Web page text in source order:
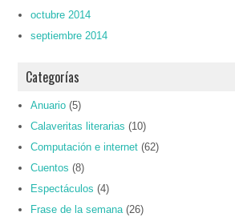
octubre 2014
septiembre 2014
Categorías
Anuario (5)
Calaveritas literarias (10)
Computación e internet (62)
Cuentos (8)
Espectáculos (4)
Frase de la semana (26)